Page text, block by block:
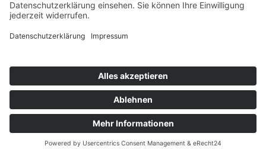
COOKIE-EINSTELLUNGEN